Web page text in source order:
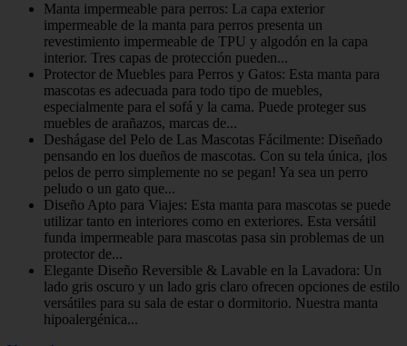
Manta impermeable para perros: La capa exterior
impermeable de la manta para perros presenta un
revestimiento impermeable de TPU y algodón en la capa
interior. Tres capas de protección pueden...
Protector de Muebles para Perros y Gatos: Esta manta para
mascotas es adecuada para todo tipo de muebles,
especialmente para el sofá y la cama. Puede proteger sus
muebles de arañazos, marcas de...
Deshágase del Pelo de Las Mascotas Fácilmente: Diseñado
pensando en los dueños de mascotas. Con su tela única, ¡los
pelos de perro simplemente no se pegan! Ya sea un perro
peludo o un gato que...
Diseño Apto para Viajes: Esta manta para mascotas se puede
utilizar tanto en interiores como en exteriores. Esta versátil
funda impermeable para mascotas pasa sin problemas de un
protector de...
Elegante Diseño Reversible & Lavable en la Lavadora: Un
lado gris oscuro y un lado gris claro ofrecen opciones de estilo
versátiles para su sala de estar o dormitorio. Nuestra manta
hipoalergénica...